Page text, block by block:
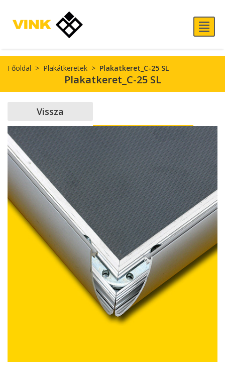
Főoldal > Plakátkeretek > Plakatkeret_C-25 SL
Plakatkeret_C-25 SL
Vissza